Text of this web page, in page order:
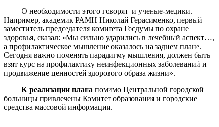
О необходимости этого говорят и ученые-медики.
Например, академик РАМН Николай Герасименко, первый
заместитель председателя комитета Госдумы по охране
здоровья, сказал: «Мы сильно ударились в лечебный аспект…,
а профилактическое мышление оказалось на заднем плане.
Сегодня важно поменять парадигму мышления, должен быть
взят курс на профилактику неинфекционных заболеваний и
продвижение ценностей здорового образа жизни».
К реализации плана помимо Центральной городской
больницы привлечены Комитет образования и городские
средства массовой информации.